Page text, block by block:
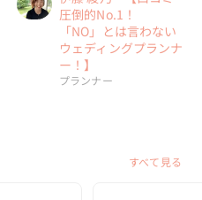
圧倒的No.1！
「NO」とは言わない
ウェディングプランナ
ー！】
プランナー
すべて見る